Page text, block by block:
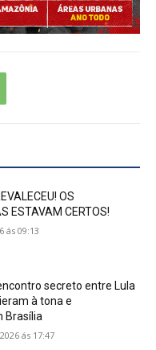
OS
ESTAVAM CERTOS!
ás 09:13
secreto entre Lula
à tona e
Brasília
ás 17:47